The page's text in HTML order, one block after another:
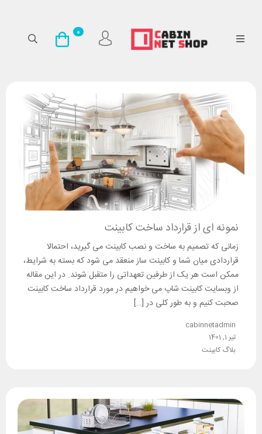
0
نمونه ای از قرارداد ساخت کابینت
زمانی که تصمیم به ساخت و نصب کابینت می گیرید، احتمالا
قراردادی میان شما و کابینت ساز منعقد می شود که بسته به شرایط،
ممکن است هر یک از طرفین تعهداتی را متقبل شوند. در این مقاله
از وبسایت کابینت شاپ می خواهیم در مورد قرارداد ساخت کابینت
صحبت کنیم و به طور کلی در […]
cabinnetadmin
تیر 1, 1401
بلاگ کابینت